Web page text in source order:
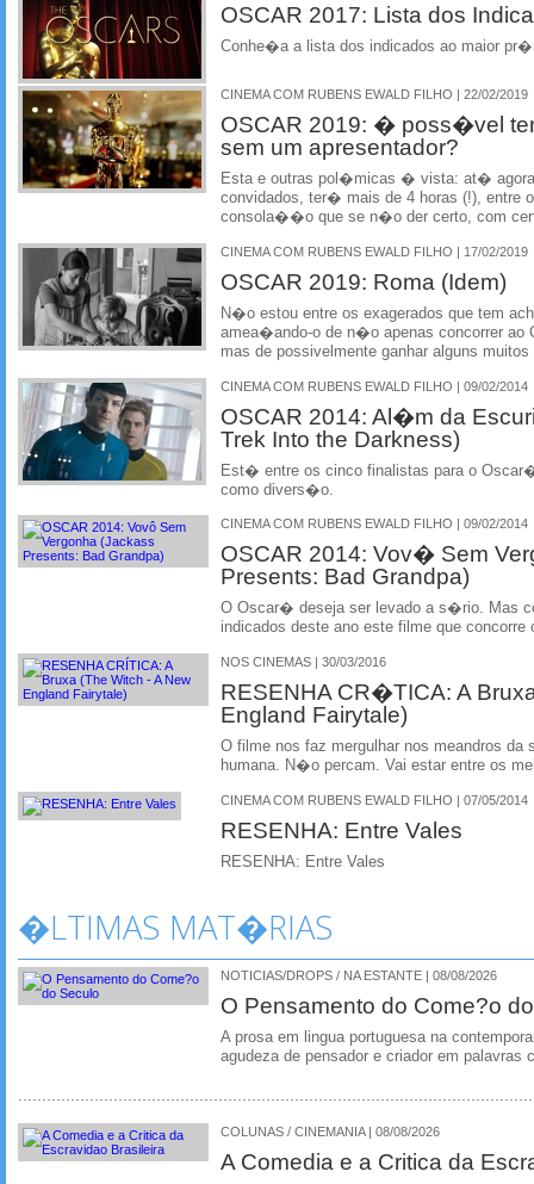
OSCAR 2017: Lista dos
Conhe�a a lista dos indicados ao maior
CINEMA COM RUBENS EWALD FILHO | 22/02/2019
OSCAR 2019: � poss�vel
sem um apresentador?
Esta e outras pol�micas � vista: at� agora
convidados, ter� mais de 4 horas (!), entre
consola��o que se n�o der certo, com
CINEMA COM RUBENS EWALD FILHO | 17/02/2019
OSCAR 2019: Roma (Idem)
N�o estou entre os exagerados que tem
amea�ando-o de n�o apenas concorrer ao
mas de possivelmente ganhar alguns muitos
CINEMA COM RUBENS EWALD FILHO | 09/02/2014
OSCAR 2014: Al�m da
Trek Into the Darkness)
Est� entre os cinco finalistas para o
como divers�o.
CINEMA COM RUBENS EWALD FILHO | 09/02/2014
OSCAR 2014: Vov� Sem
Presents: Bad Grandpa)
O Oscar� deseja ser levado a s�rio. Mas
indicados deste ano este filme que concorre
NOS CINEMAS | 30/03/2016
RESENHA CR�TICA: A
England Fairytale)
O filme nos faz mergulhar nos meandros da
humana. N�o percam. Vai estar entre os
CINEMA COM RUBENS EWALD FILHO | 07/05/2014
RESENHA: Entre Vales
RESENHA: Entre Vales
�LTIMAS MAT�RIAS
NOTICIAS/DROPS / NA ESTANTE | 08/08/2026
O Pensamento do Come?o
A prosa em lingua portuguesa na
agudeza de pensador e criador em palavras
COLUNAS / CINEMANIA | 08/08/2026
A Comedia e a Critica da